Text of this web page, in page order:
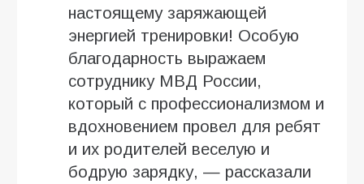
настоящему заряжающей
энергией тренировки! Особую
благодарность выражаем
сотруднику МВД России,
который с профессионализмом и
вдохновением провел для ребят
и их родителей веселую и
бодрую зарядку, — рассказали